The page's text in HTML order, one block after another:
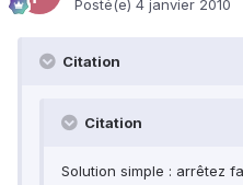
Posté(e) 4 janvier 2010
Citation
Citation
Solution simple : arrêtez